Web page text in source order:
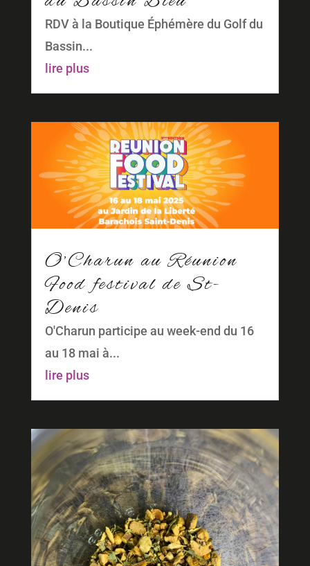
RDV à la Boutique Éphémère du Golf du
Bassin...
lire plus
O’Charun au Réunion
Food festival de St-
Denis
O'Charun participe au week-end du 16
au 18 mai à...
lire plus